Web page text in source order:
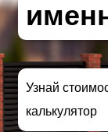
Узнай
калькулятор